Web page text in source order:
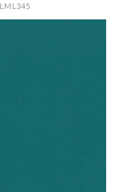
LML345